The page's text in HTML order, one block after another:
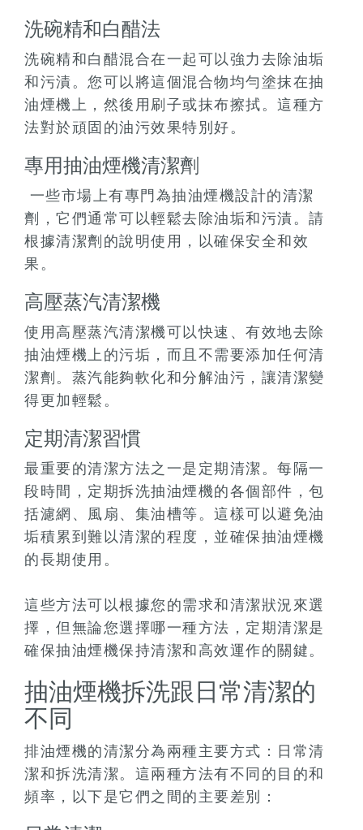
洗碗精和白醋法
洗碗精和白醋混合在一起可以強力去除油垢
和污漬。您可以將這個混合物均勻塗抹在抽
油煙機上，然後用刷子或抹布擦拭。這種方
法對於頑固的油污效果特別好。
專用抽油煙機清潔劑
一些市場上有專門為抽油煙機設計的清潔
劑，它們通常可以輕鬆去除油垢和污漬。請
根據清潔劑的說明使用，以確保安全和效
果。
高壓蒸汽清潔機
使用高壓蒸汽清潔機可以快速、有效地去除
抽油煙機上的污垢，而且不需要添加任何清
潔劑。蒸汽能夠軟化和分解油污，讓清潔變
得更加輕鬆。
定期清潔習慣
最重要的清潔方法之一是定期清潔。每隔一
段時間，定期拆洗抽油煙機的各個部件，包
括濾網、風扇、集油槽等。這樣可以避免油
垢積累到難以清潔的程度，並確保抽油煙機
的長期使用。
這些方法可以根據您的需求和清潔狀況來選
擇，但無論您選擇哪一種方法，定期清潔是
確保抽油煙機保持清潔和高效運作的關鍵。
抽油煙機拆洗跟日常清潔的
不同
排油煙機的清潔分為兩種主要方式：日常清
潔和拆洗清潔。這兩種方法有不同的目的和
頻率，以下是它們之間的主要差別：